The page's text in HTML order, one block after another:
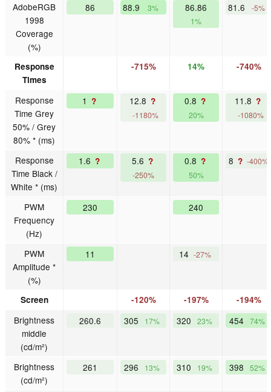
AdobeRGB
1998
Coverage
(%)
86 88.9 3% 86.86
1%
81.6 -5%
Response
Times
-715% 14% -740%
Response
Time Grey
50% / Grey
80% * (ms)
1 ? 12.8 ?
-1180%
0.8 ?
20%
11.8 ?
-1080%
Response
Time Black /
White * (ms)
1.6 ? 5.6 ?
-250%
0.8 ?
50%
8 ? -400%
PWM
Frequency
(Hz)
230 240
PWM
Amplitude *
(%)
11 14 -27%
Screen -120% -197% -194%
Brightness
middle
(cd/m²)
260.6 305 17% 320 23% 454 74%
Brightness
(cd/m²)
261 296 13% 310 19% 398 52%